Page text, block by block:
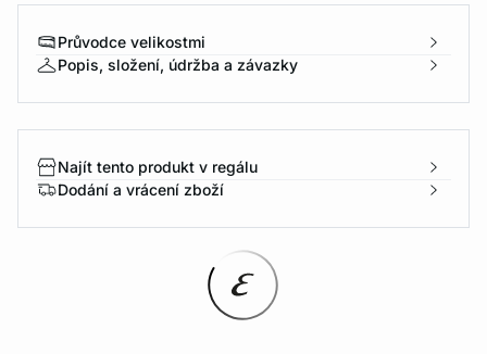
Průvodce velikostmi
Popis, složení, údržba a závazky
Najít tento produkt v regálu
Dodání a vrácení zboží